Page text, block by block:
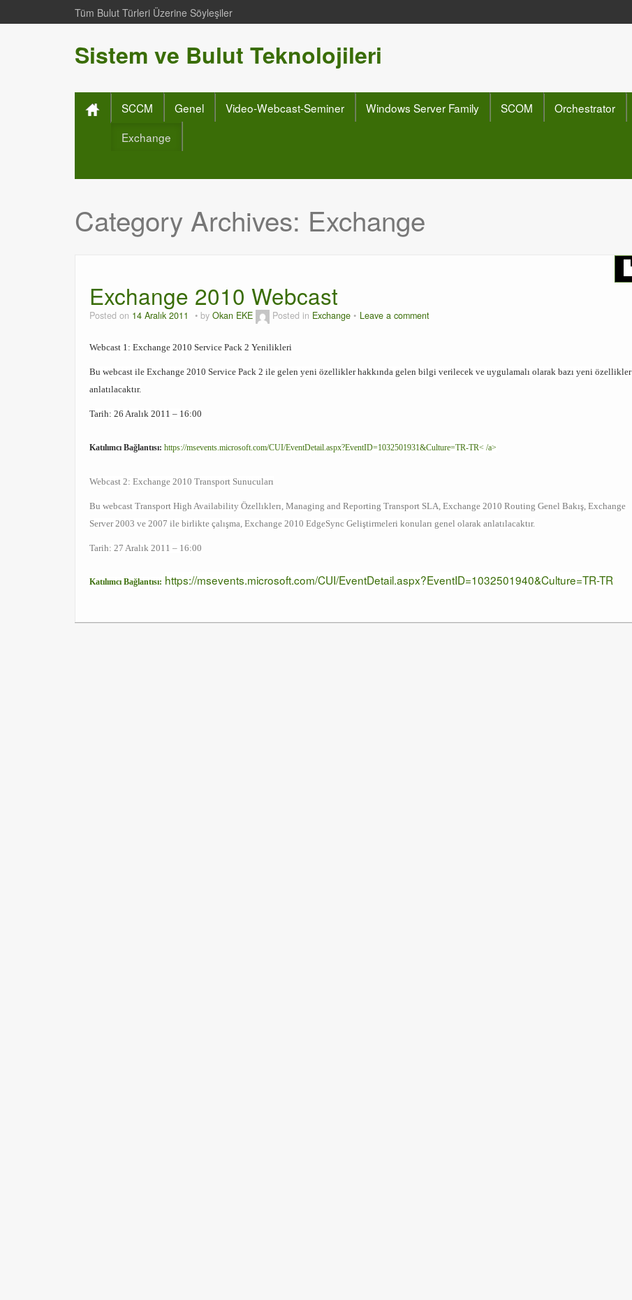
Tüm Bulut Türleri Üzerine Söyleşiler
Sistem ve Bulut Teknolojileri
SCCM Genel Video-Webcast-Seminer Windows Server Family SCOM Orchestrator
Exchange
Category Archives: Exchange
Exchange 2010 Webcast
Posted on 14 Aralık 2011 by Okan EKE Posted in Exchange Leave a comment
Webcast 1: Exchange 2010 Service Pack 2 Yenilikleri
Bu webcast ile Exchange 2010 Service Pack 2 ile gelen yeni özellikler hakkında gelen bilgi verilecek ve uygulamalı olarak bazı yeni özellikler
anlatılacaktır.
Tarih: 26 Aralık 2011 – 16:00
Katılımcı Bağlantısı: https://msevents.microsoft.com/CUI/EventDetail.aspx?EventID=1032501931&Culture=TR-TR< /a>
Webcast 2: Exchange 2010 Transport Sunucuları
Bu webcast Transport High Availability Özellıklerı, Managing and Reporting Transport SLA, Exchange 2010 Routing Genel Bakış, Exchange
Server 2003 ve 2007 ile birlikte çalışma, Exchange 2010 EdgeSync Geliştirmeleri konuları genel olarak anlatılacaktır.
Tarih: 27 Aralık 2011 – 16:00
Katılımcı Bağlantısı: https://msevents.microsoft.com/CUI/EventDetail.aspx?EventID=1032501940&Culture=TR-TR